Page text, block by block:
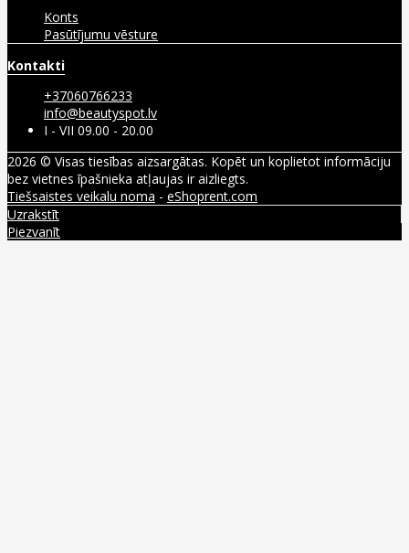
Konts
Pasūtījumu vēsture
Kontakti
+37060766233
info@beautyspot.lv
I - VII 09.00 - 20.00
2026 © Visas tiesības aizsargātas. Kopēt un koplietot informāciju
bez vietnes īpašnieka atļaujas ir aizliegts.
Tiešsaistes veikalu noma - eShoprent.com
Uzrakstīt
Piezvanīt